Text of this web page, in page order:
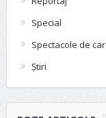
Special
Spectacole de
Știri